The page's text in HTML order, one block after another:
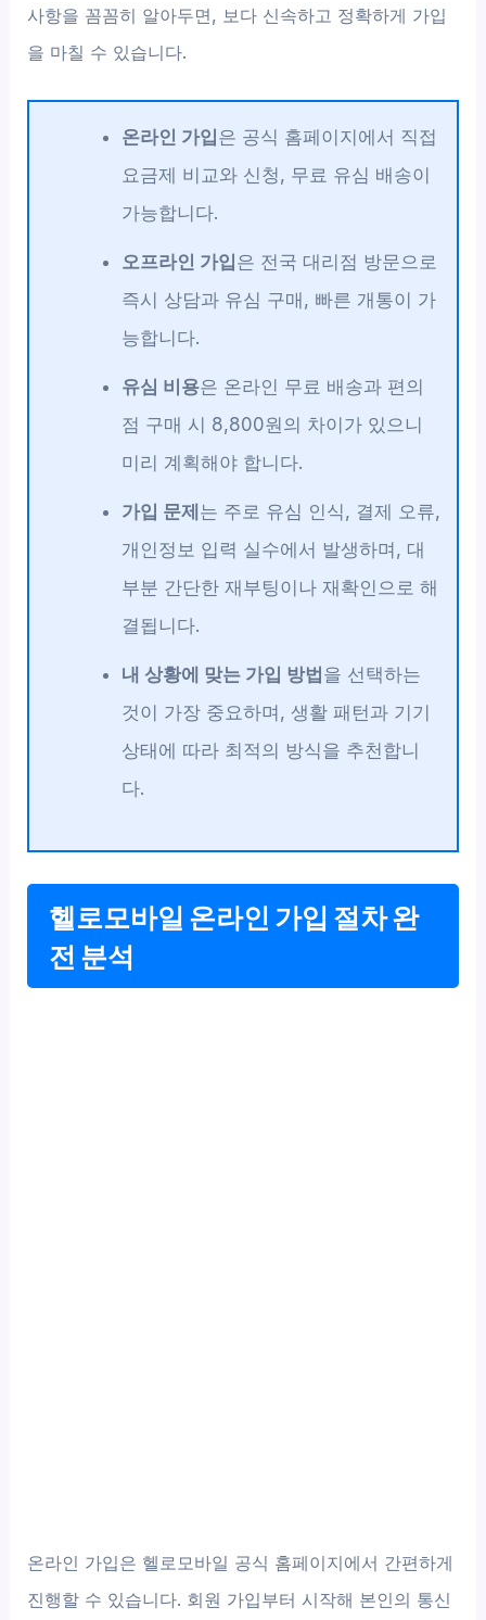
사항을 꼼꼼히 알아두면, 보다 신속하고 정확하게 가입
을 마칠 수 있습니다.
온라인 가입은 공식 홈페이지에서 직접
요금제 비교와 신청, 무료 유심 배송이
가능합니다.
오프라인 가입은 전국 대리점 방문으로
즉시 상담과 유심 구매, 빠른 개통이 가
능합니다.
유심 비용은 온라인 무료 배송과 편의
점 구매 시 8,800원의 차이가 있으니
미리 계획해야 합니다.
가입 문제는 주로 유심 인식, 결제 오류,
개인정보 입력 실수에서 발생하며, 대
부분 간단한 재부팅이나 재확인으로 해
결됩니다.
내 상황에 맞는 가입 방법을 선택하는
것이 가장 중요하며, 생활 패턴과 기기
상태에 따라 최적의 방식을 추천합니
다.
헬로모바일 온라인 가입 절차 완
전 분석
온라인 가입은 헬로모바일 공식 홈페이지에서 간편하게
진행할 수 있습니다. 회원 가입부터 시작해 본인의 통신